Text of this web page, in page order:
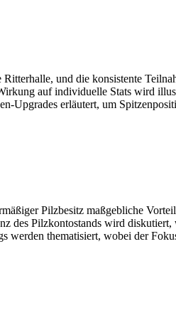
und die konsistente
auf individuelle Stats wird
Upgrades erläutert, um
Pilzbesitz maßgebliche
des Pilzkontostands wird diskutiert,
werden thematisiert, wobei der